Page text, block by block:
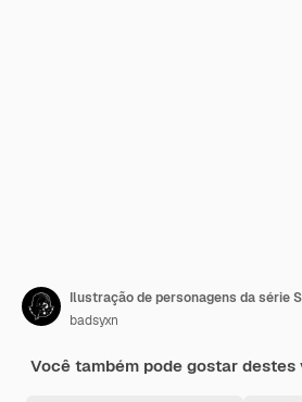
badsyxn
Você também pode gostar destes